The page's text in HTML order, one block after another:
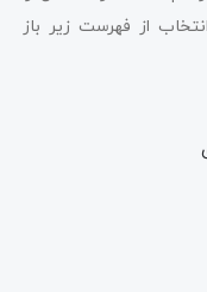
از فهرست زیر باز